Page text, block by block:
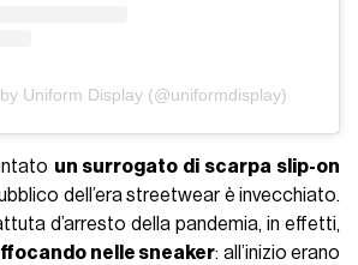
Uniform Display (@uniformdisplay)
un surrogato di scarpa slip-on
dell’era streetwear è invecchiato.
d’arresto della pandemia, in effetti,
nelle sneaker: all’inizio erano